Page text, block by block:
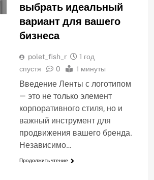
выбрать идеальный
вариант для вашего
бизнеса
polet_fish_r
1 год
спустя
0 1 минуты
Введение Ленты с логотипом
— это не только элемент
корпоративного стиля, но и
важный инструмент для
продвижения вашего бренда.
Независимо…
Продолжить чтение